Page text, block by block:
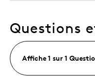
Questions
Affiche 1 sur 1